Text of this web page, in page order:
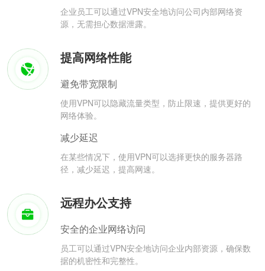
企业员工可以通过VPN安全地访问公司内部网络资
源，无需担心数据泄露。
提高网络性能
避免带宽限制
使用VPN可以隐藏流量类型，防止限速，提供更好的
网络体验。
减少延迟
在某些情况下，使用VPN可以选择更快的服务器路
径，减少延迟，提高网速。
远程办公支持
安全的企业网络访问
员工可以通过VPN安全地访问企业内部资源，确保数
据的机密性和完整性。